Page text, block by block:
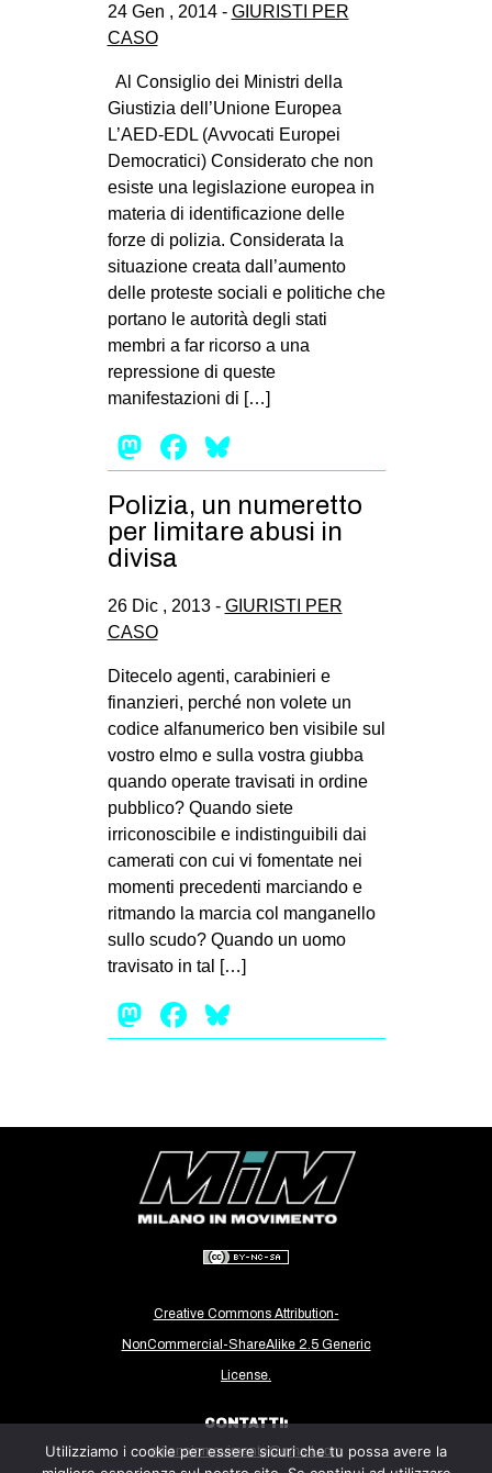
CULTURE
CINEMA
MANIFESTI
MUSICA
RECENSIONI
INTERNAZIONALE
AFRICA
AMERICHE
ESTREMO ORIENTE
EUROPA
MEDIO ORIENTE
MONDO
EVENTI
Fb
tw
ms
SEARCH
24 Gen , 2014 - GIURISTI PER
CASO
Al Consiglio dei Ministri della
Giustizia dell’Unione Europea
L’AED-EDL (Avvocati Europei
Democratici) Considerato che non
esiste una legislazione europea in
materia di identificazione delle
forze di polizia. Considerata la
situazione creata dall’aumento
delle proteste sociali e politiche che
portano le autorità degli stati
membri a far ricorso a una
repressione di queste
manifestazioni di […]
Mastodon
Facebook
Polizia, un numeretto
per limitare abusi in
divisa
26 Dic , 2013 - GIURISTI PER
CASO
Ditecelo agenti, carabinieri e
finanzieri, perché non volete un
codice alfanumerico ben visibile sul
vostro elmo e sulla vostra giubba
quando operate travisati in ordine
pubblico? Quando siete
irriconoscibile e indistinguibili dai
camerati con cui vi fomentate nei
momenti precedenti marciando e
ritmando la marcia col manganello
sullo scudo? Quando un uomo
travisato in tal […]
Mastodon
Facebook
Creative Commons Attribution-
NonCommercial-ShareAlike 2.5 Generic
License.
CONTATTI:
milanoinmovimento@gmail.com
Utilizziamo i cookie per essere sicuri che tu possa avere la